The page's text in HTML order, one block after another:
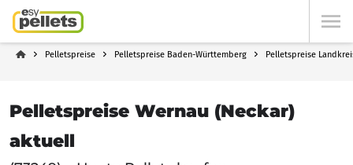
Pelletspreise Pelletspreise Baden-Württemberg Pelletspreise
Pelletspreise Wernau (Neckar)
aktuell